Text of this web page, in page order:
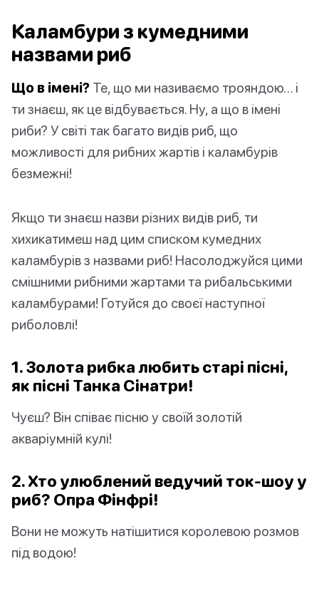
Каламбури з кумедними
назвами риб
Що в імені? Те, що ми називаємо трояндою… і
ти знаєш, як це відбувається. Ну, а що в імені
риби? У світі так багато видів риб, що
можливості для рибних жартів і каламбурів
безмежні!
Якщо ти знаєш назви різних видів риб, ти
хихикатимеш над цим списком кумедних
каламбурів з назвами риб! Насолоджуйся цими
смішними рибними жартами та рибальськими
каламбурами! Готуйся до своєї наступної
риболовлі!
1. Золота рибка любить старі пісні,
як пісні Танка Сінатри!
Чуєш? Він співає пісню у своїй золотій
акваріумній кулі!
2. Хто улюблений ведучий ток-шоу у
риб? Опра Фінфрі!
Вони не можуть натішитися королевою розмов
під водою!